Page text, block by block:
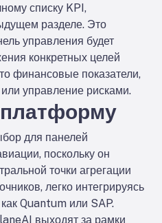
списку KPI,
разделе. Это
управления будет
конкретных целей
финансовые показатели,
управление рисками.
для панелей
поскольку он
точки агрегации
легко интегрируясь
Quantum или SAP.
выходят за рамки